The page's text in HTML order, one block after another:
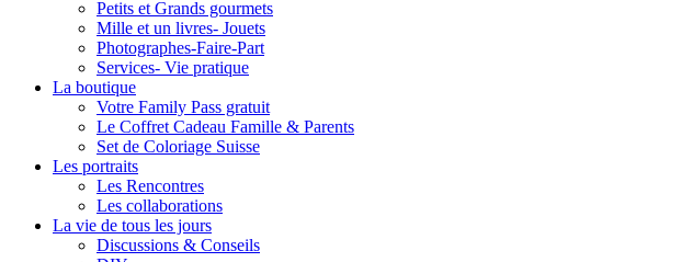
Petits et Grands gourmets
Mille et un livres- Jouets
Photographes-Faire-Part
Services- Vie pratique
La boutique
Votre Family Pass gratuit
Le Coffret Cadeau Famille & Parents
Set de Coloriage Suisse
Les portraits
Les Rencontres
Les collaborations
La vie de tous les jours
Discussions & Conseils